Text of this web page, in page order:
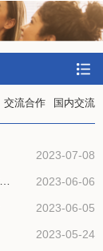
交流合作 国内交流
2023-07-08
我院与中青旅联科（北京）数字营销有限公司探讨合作事宜
2023-06-06
2023-06-05
2023-05-24